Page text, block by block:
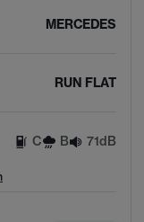
MERCEDES
RUN FLAT
C B 71dB